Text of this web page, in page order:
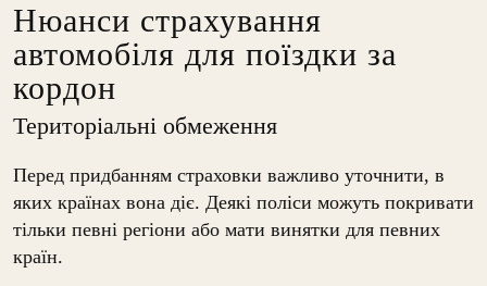
Нюанси страхування
автомобіля для поїздки за
кордон
Територіальні обмеження
Перед придбанням страховки важливо уточнити, в
яких країнах вона діє. Деякі поліси можуть покривати
тільки певні регіони або мати винятки для певних
країн.